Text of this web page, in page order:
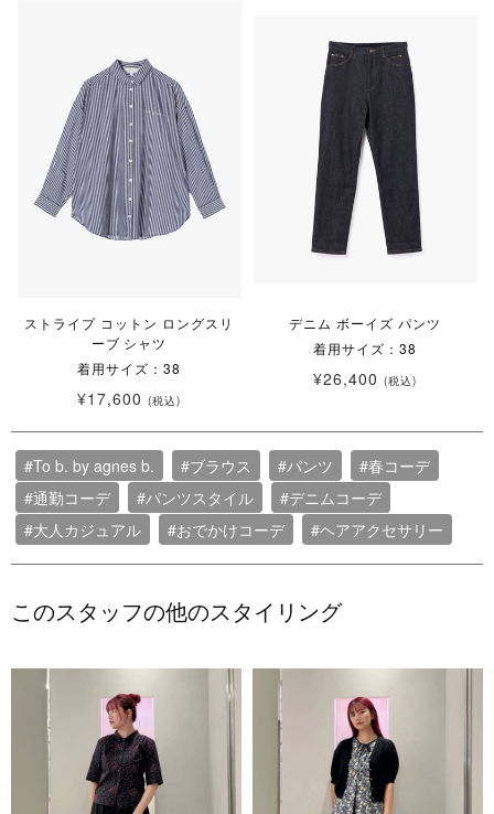
ストライプ コットン ロングスリ
ーブ シャツ
着用サイズ：38
¥17,600 (税込)
デニム ボーイズ パンツ
着用サイズ：38
¥26,400 (税込)
#To b. by agnes b. #ブラウス #パンツ
#春コーデ
#通勤コーデ
#パンツスタイル
#デニムコーデ
#大人カジュアル
#おでかけコーデ #ヘアアクセサリー
このスタッフの他のスタイリング